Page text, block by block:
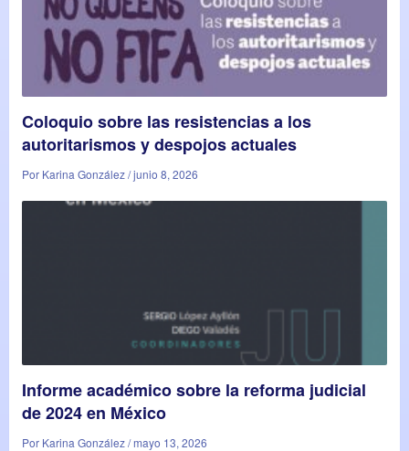
Coloquio sobre las resistencias a los
autoritarismos y despojos actuales
Por Karina González / junio 8, 2026
Informe académico sobre la reforma judicial
de 2024 en México
Por Karina González / mayo 13, 2026